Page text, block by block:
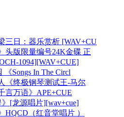
三日：器乐赏析 [WAV+CU
头版限量编号24K金碟 正
1094][WAV+CUE]
《Songs In The Circl
《终极钢琴测试王-马尔
言万语》APE+CUE
[龙源唱片][wav+cue]
HQCD（红音堂唱片 ）